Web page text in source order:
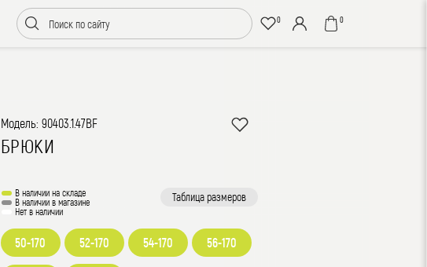
0 0
Модель: 90403.1.47BF
БРЮКИ
В наличии на складе
В наличии в магазине
Нет в наличии
Таблица размеров
50-170 52-170 54-170 56-170